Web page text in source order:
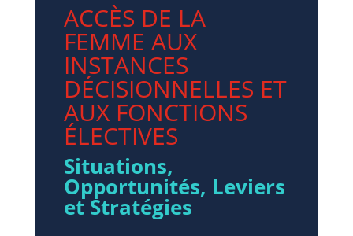
ACCÈS DE LA
FEMME AUX
INSTANCES
DÉCISIONNELLES ET
AUX FONCTIONS
ÉLECTIVES
Situations,
Opportunités, Leviers
et Stratégies